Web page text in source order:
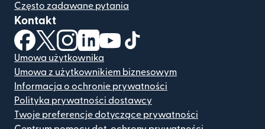
Często zadawane pytania
Kontakt
(otwiera się w nowym oknie)
(otwiera się w nowym oknie)
(otwiera się w nowym oknie)
(otwiera się w nowym oknie)
(otwiera się w nowym oknie)
Umowa użytkownika
Umowa z użytkownikiem biznesowym
Informacja o ochronie prywatności
Polityka prywatności dostawcy
Twoje preferencje dotyczące prywatności